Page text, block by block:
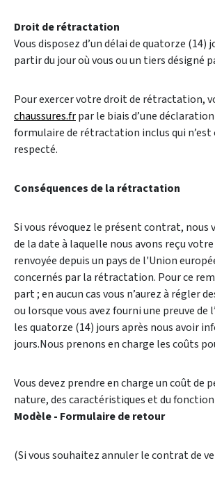
Droit de rétractation
Vous disposez d’un délai de quatorze
partir du jour où vous ou un tiers désigné
Pour exercer votre droit de rétractation,
chaussures.frpar le biais d’une
formulaire de rétractation inclus qui
respecté.
Conséquences de la rétractation
Si vous révoquez le présent contrat,
de la date à laquelle nous avons reçu
renvoyée depuis un pays de l'Union
concernés par la rétractation. Pour ce
part ; en aucun cas vous n’aurez à régler
ou lorsque vous avez fourni une preuve
les quatorze (14) jours après nous avoir
jours.Nous prenons en charge les coûts
Vous devez prendre en charge un coût de
nature, des caractéristiques et du
Modèle - Formulaire de retour
(Si vous souhaitez annuler le contrat de